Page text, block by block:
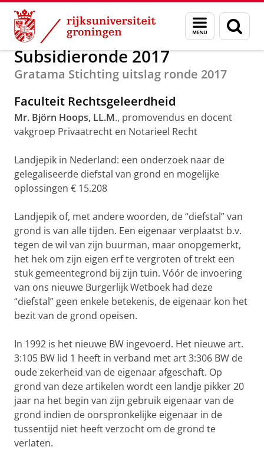
Skip
Content
Skip
Navigation
Menu
en
zoeken
Alumni Subsidierondes
Subsidieronde 2017
Gratama Stichting uitslag ronde 2017
Faculteit Rechtsgeleerdheid
Mr. Björn Hoops, LL.M., promovendus en docent
vakgroep Privaatrecht en Notarieel Recht
Landjepik in Nederland: een onderzoek naar de
gelegaliseerde diefstal van grond en mogelijke
oplossingen € 15.208
Landjepik of, met andere woorden, de “diefstal” van
grond is van alle tijden. Een eigenaar verplaatst b.v.
tegen de wil van zijn buurman, maar onopgemerkt,
het hek om zijn eigen erf te vergroten of trekt een
stuk gemeentegrond bij zijn tuin. Vóór de invoering
van ons nieuwe Burgerlijk Wetboek had deze
“diefstal” geen enkele betekenis, de eigenaar kon het
bezit van de grond opeisen.
In 1992 is het nieuwe BW ingevoerd. Het nieuwe art.
3:105 BW lid 1 heeft in verband met art 3:306 BW de
oude zekerheid van de eigenaar afgeschaft. Op
grond van deze artikelen wordt een landje pikker 20
jaar na het begin van zijn gebruik eigenaar van de
grond indien de oorspronkelijke eigenaar in de
tussentijd niet heeft verzocht om de grond te
verlaten.